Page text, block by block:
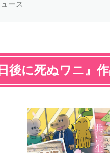
ース
後に死ぬワニ』